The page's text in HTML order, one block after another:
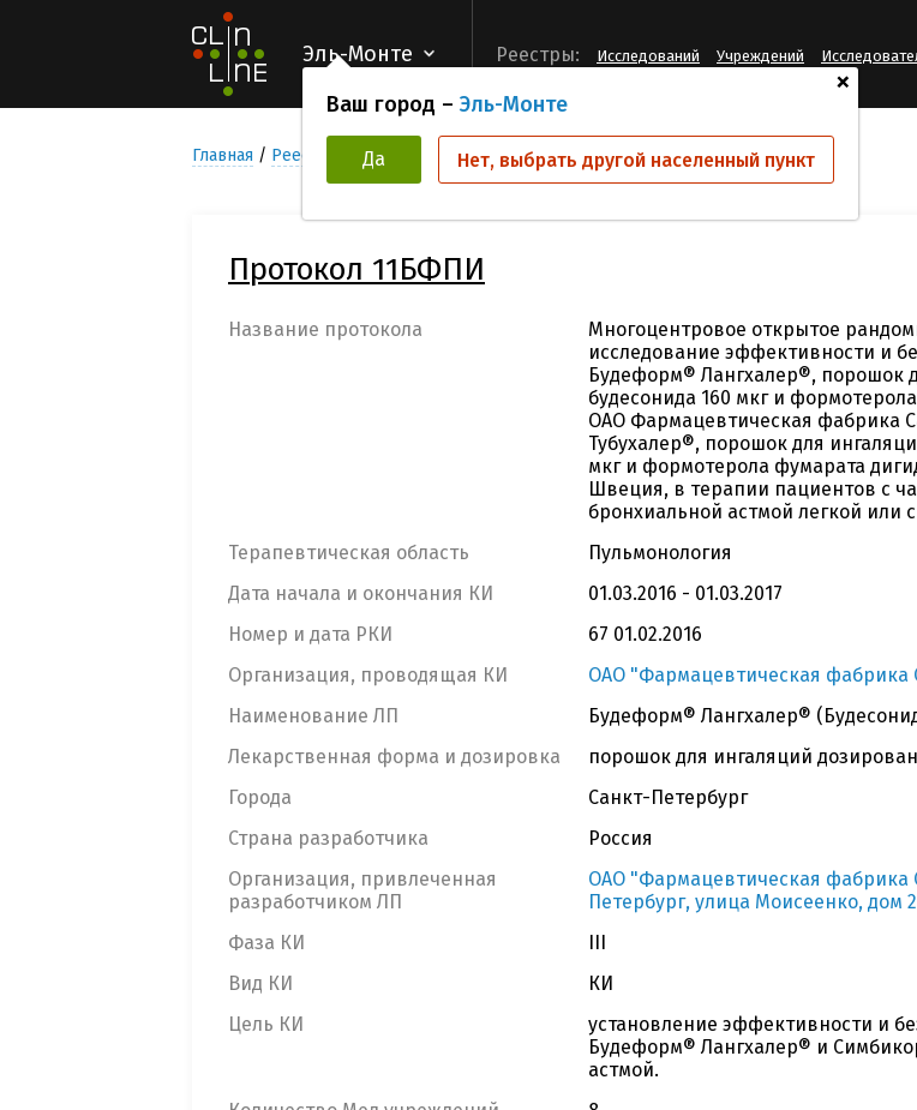
Эль-Монте
+
Ваш город – Эль-Монте
Да Нет, выбрать другой населенный пункт
Реестры: Исследований Учреждений
Главная Реестр Клинических исследований 11БФПИ
Протокол 11БФПИ
Название протокола
Многоцентровое открытое
исследование эффективности и
Будеформ® Лангхалер®, порошок
будесонида 160 мкг и
ОАО Фармацевтическая фабрика
Тубухалер®, порошок для
мкг и формотерола фумарата
Швеция, в терапии пациентов с
бронхиальной астмой легкой или
Терапевтическая область
Пульмонология
Дата начала и окончания КИ
01.03.2016 - 01.03.2017
Номер и дата РКИ
67 01.02.2016
Организация, проводящая КИ
ОАО "Фармацевтическая фабрика
Наименование ЛП
Будеформ® Лангхалер®
Лекарственная форма и дозировка
порошок для ингаляций
Города
Санкт-Петербург
Страна разработчика
Россия
Организация, привлеченная
разработчиком ЛП
ОАО "Фармацевтическая фабрика
Петербург, улица Моисеенко, дом
Фаза КИ
III
Вид КИ
КИ
Цель КИ
установление эффективности и
Будеформ® Лангхалер® и
астмой.